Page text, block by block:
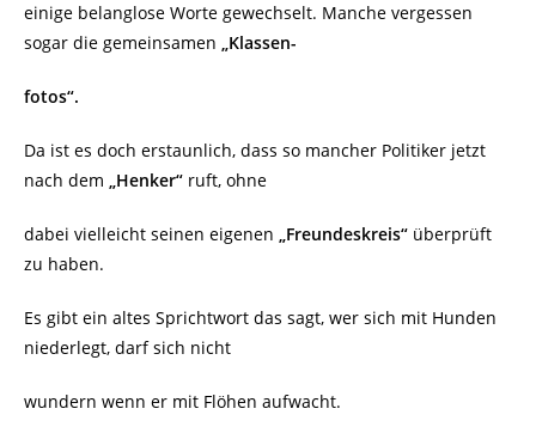
einige belanglose Worte gewechselt. Manche vergessen
sogar die gemeinsamen „Klassen-
fotos“.
Da ist es doch erstaunlich, dass so mancher Politiker jetzt
nach dem „Henker“ ruft, ohne
dabei vielleicht seinen eigenen „Freundeskreis“ überprüft
zu haben.
Es gibt ein altes Sprichtwort das sagt, wer sich mit Hunden
niederlegt, darf sich nicht
wundern wenn er mit Flöhen aufwacht.